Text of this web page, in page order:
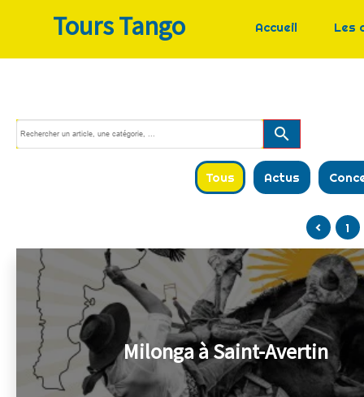
Tours Tango Accueil Les
search
Tous Actus
< 1
Milonga à Saint-Avertin